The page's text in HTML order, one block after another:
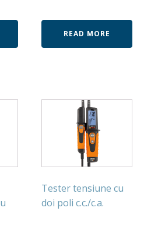
READ MORE
Tester tensiune cu
doi poli c.c./c.a.